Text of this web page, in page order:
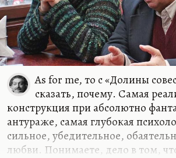
части, наделенные
Сверхспособностями далеко не
позитивными, иногда
грозными, и есть…
As for me, то с «Долины
сказать, почему. Самая
конструкция при абсолютно
антураже, самая глубокая
сильное, убедительное,
любви. Понимаете, дело в том,